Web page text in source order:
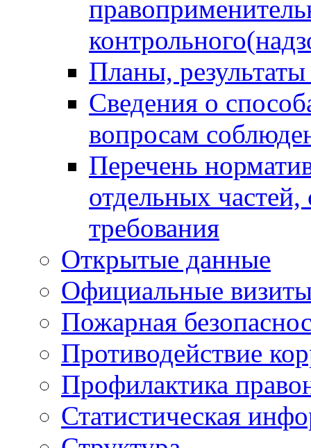
Планы,
Сведения о
вопросам
Перечень
отдельных
требования
Открытые данные
Официальные
Пожарная
Противодействие
Профилактика
Статистическая